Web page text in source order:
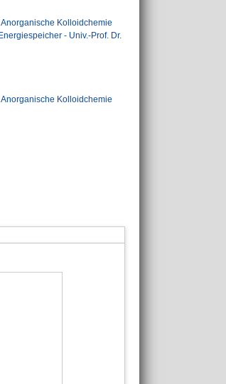
Anorganische Kolloidchemie
- Univ.-Prof. Dr.
Anorganische Kolloidchemie